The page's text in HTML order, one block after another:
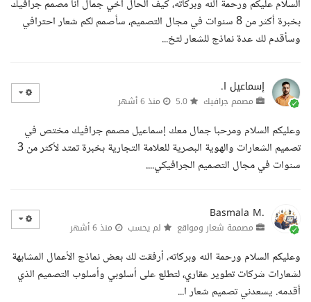
السلام عليكم ورحمة الله وبركاته، كيف الحال أخي جمال أنا مصمم جرافيك
بخبرة أكثر من 8 سنوات في مجال التصميم، سأصمم لكم شعار احترافي
وسأقدم لك عدة نماذج للشعار لتخ...
إسماعيل ا.
مصمم جرافيك منذ 6 أشهر
وعليكم السلام ومرحبا جمال معك إسماعيل مصمم جرافيك مختص في
تصميم الشعارات والهوية البصرية للعلامة التجارية بخبرة تمتد لأكثر من 3
سنوات في مجال التصميم الجرافيكي....
Basmala M.
مصممة شعار ومواقع لم يحسب منذ 6 أشهر
وعليكم السلام ورحمة الله وبركاته، أرفقت لك بعض نماذج الأعمال المشابهة
لشعارات شركات تطوير عقاري، لتطلع على أسلوبي وأسلوب التصميم الذي
أقدمه. يسعدني تصميم شعار ا...